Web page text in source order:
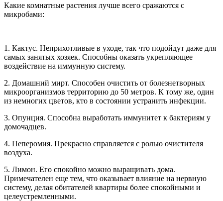
Какие комнатные растения лучше всего сражаются с
микробами:
1. Кактус. Неприхотливые в уходе, так что подойдут даже для
самых занятых хозяек. Способны оказать укрепляющее
воздействие на иммунную систему.
2. Домашний мирт. Способен очистить от болезнетворных
микроорганизмов территорию до 50 метров. К тому же, один
из немногих цветов, кто в состоянии устранить инфекции.
3. Опунция. Способна выработать иммунитет к бактериям у
домочадцев.
4. Пеперомия. Прекрасно справляется с ролью очистителя
воздуха.
5. Лимон. Его спокойно можно выращивать дома.
Примечателен еще тем, что оказывает влияние на нервную
систему, делая обитателей квартиры более спокойными и
целеустремленными.